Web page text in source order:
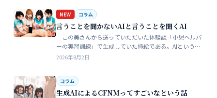
NEW コラム
言うことを聞かないAIと言うことを聞くAI
この美さんから送っていただいた体験談「小児ヘルパ
ーの実習訓練」で生成していた挿絵である。AIというの
は、どうしても細部が苦手でトークンを積まずにやれる
2026年8月2日
コラム
生成AIによるCFNMってすごいなという話